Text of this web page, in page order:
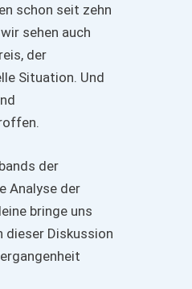
schon seit zehn
sehen auch
der
Situation. Und
der
Analyse der
bringe uns
dieser Diskussion